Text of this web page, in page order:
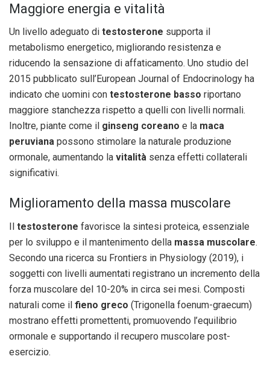
Maggiore energia e vitalità
Un livello adeguato di testosterone supporta il
metabolismo energetico, migliorando resistenza e
riducendo la sensazione di affaticamento. Uno studio del
2015 pubblicato sull’European Journal of Endocrinology ha
indicato che uomini con testosterone basso riportano
maggiore stanchezza rispetto a quelli con livelli normali.
Inoltre, piante come il ginseng coreano e la maca
peruviana possono stimolare la naturale produzione
ormonale, aumentando la vitalità senza effetti collaterali
significativi.
Miglioramento della massa muscolare
Il testosterone favorisce la sintesi proteica, essenziale
per lo sviluppo e il mantenimento della massa muscolare.
Secondo una ricerca su Frontiers in Physiology (2019), i
soggetti con livelli aumentati registrano un incremento della
forza muscolare del 10-20% in circa sei mesi. Composti
naturali come il fieno greco (Trigonella foenum-graecum)
mostrano effetti promettenti, promuovendo l’equilibrio
ormonale e supportando il recupero muscolare post-
esercizio.